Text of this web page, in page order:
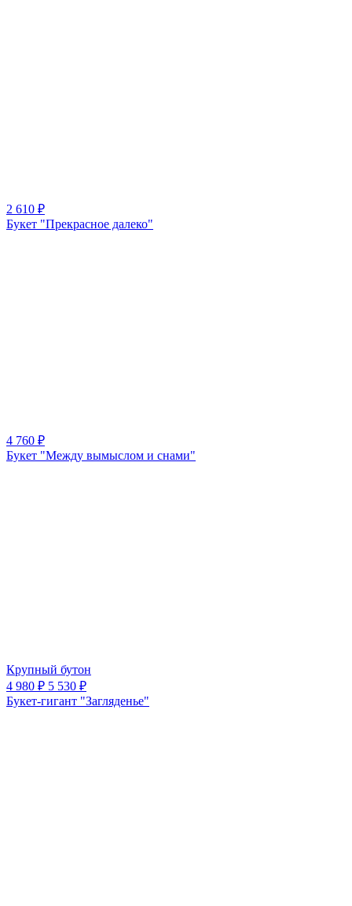
2 610 ₽
Букет "Прекрасное далеко"
4 760 ₽
Букет "Между вымыслом и снами"
Крупный бутон
4 980 ₽ 5 530 ₽
Букет-гигант "Загляденье"